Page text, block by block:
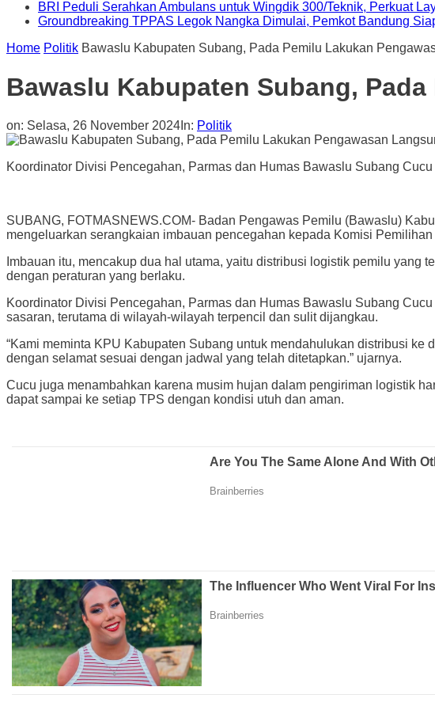
BRI Peduli Serahkan Ambulans untuk Wingdik 300/Teknik, Perkuat
Groundbreaking TPPAS Legok Nangka Dimulai, Pemkot Bandung
Home Politik Bawaslu Kabupaten Subang, Pada Pemilu Lakukan
Bawaslu Kabupaten Subang,
on: Selasa, 26 November 2024 In: Politik
Koordinator Divisi Pencegahan, Parmas dan Humas Bawaslu Subang
SUBANG, FOTMASNEWS.COM- Badan Pengawas Pemilu (Bawaslu)
mengeluarkan serangkaian imbauan pencegahan kepada Komisi
Imbauan itu, mencakup dua hal utama, yaitu distribusi logistik pemilu yang
dengan peraturan yang berlaku.
Koordinator Divisi Pencegahan, Parmas dan Humas Bawaslu Subang
sasaran, terutama di wilayah-wilayah terpencil dan sulit dijangkau.
“Kami meminta KPU Kabupaten Subang untuk mendahulukan distribusi
dengan selamat sesuai dengan jadwal yang telah ditetapkan.” ujarnya.
Cucu juga menambahkan karena musim hujan dalam pengiriman logistik
dapat sampai ke setiap TPS dengan kondisi utuh dan aman.